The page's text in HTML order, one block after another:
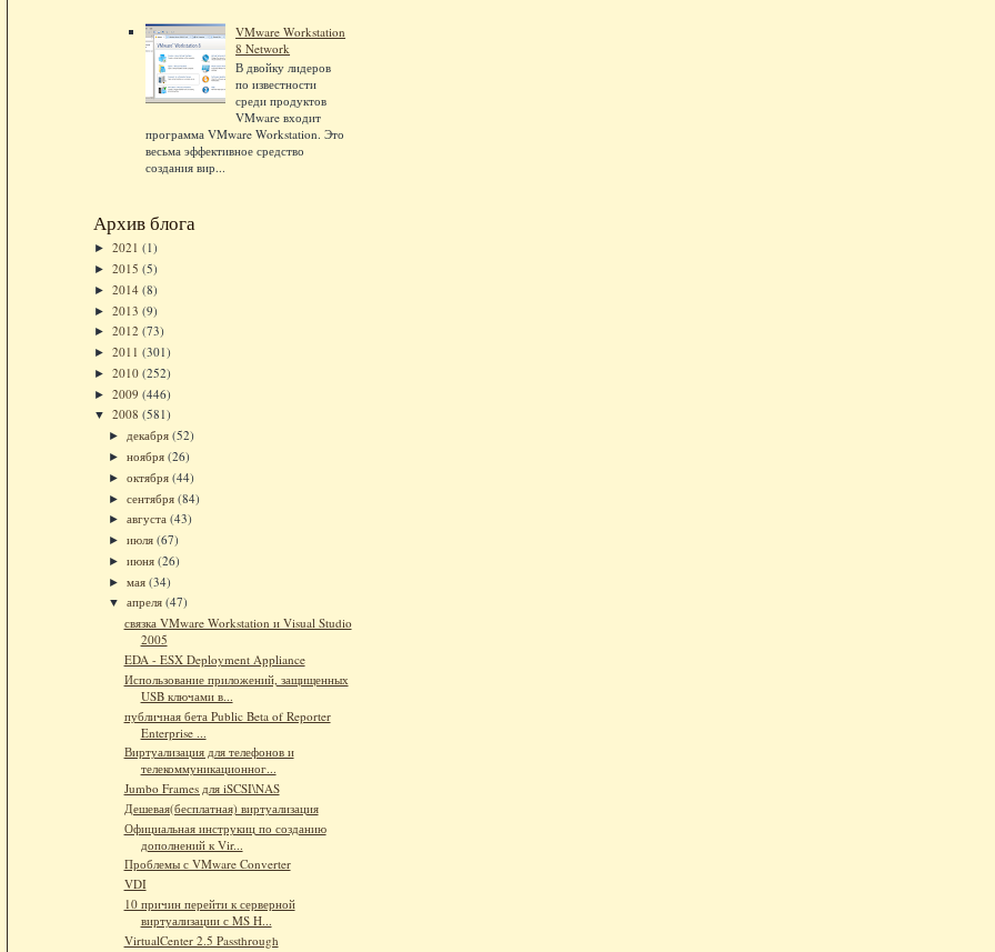
VMware Workstation
8 Network
В двойку лидеров
по известности
среди продуктов
VMware входит
программа VMware Workstation. Это
весьма эффективное средство
создания вир...
Архив блога
► 2021 (1)
► 2015 (5)
► 2014 (8)
► 2013 (9)
► 2012 (73)
► 2011 (301)
► 2010 (252)
► 2009 (446)
▼ 2008 (581)
► декабря (52)
► ноября (26)
► октября (44)
► сентября (84)
► августа (43)
► июля (67)
► июня (26)
► мая (34)
▼ апреля (47)
связка VMware Workstation и Visual Studio
2005
EDA - ESX Deployment Appliance
Использование приложений, защищенных
USB ключами в...
публичная бета Public Beta of Reporter
Enterprise ...
Виртуализация для телефонов и
телекоммуникационног...
Jumbo Frames для iSCSI\NAS
Дешевая(бесплатная) виртуализация
Официальная инструкиц по созданию
дополнений к Vir...
Проблемы с VMware Converter
VDI
10 причин перейти к серверной
виртуализации с MS H...
VirtualCenter 2.5 Passthrough